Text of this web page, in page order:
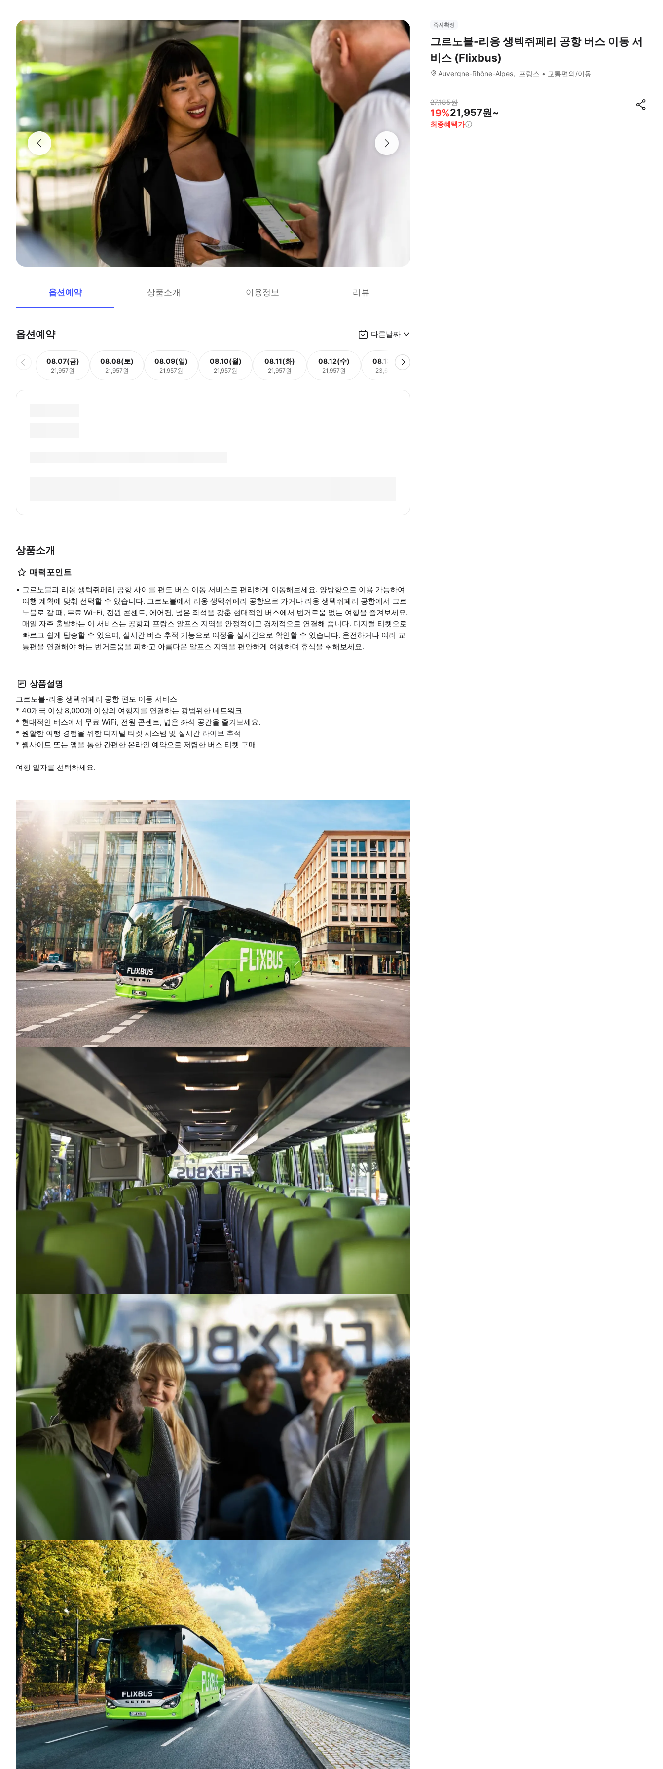
옵션예약 상품소개 이용정보 리뷰
옵션예약 다른날짜
08.07(금)
21,957원
08.08(토)
21,957원
08.09(일)
21,957원
08.10(월)
21,957원
08.11(화)
21,957원
08.12(수)
21,957원
08.13(목)
23,649원
상품소개
매력포인트
그르노블과 리옹 생텍쥐페리 공항 사이를 편도 버스 이동 서비스로 편리하게 이동해보세요. 양방향으로 이용 가능하여
여행 계획에 맞춰 선택할 수 있습니다. 그르노블에서 리옹 생텍쥐페리 공항으로 가거나 리옹 생텍쥐페리 공항에서 그르
노블로 갈 때, 무료 Wi-Fi, 전원 콘센트, 에어컨, 넓은 좌석을 갖춘 현대적인 버스에서 번거로움 없는 여행을 즐겨보세요.
매일 자주 출발하는 이 서비스는 공항과 프랑스 알프스 지역을 안정적이고 경제적으로 연결해 줍니다. 디지털 티켓으로
빠르고 쉽게 탑승할 수 있으며, 실시간 버스 추적 기능으로 여정을 실시간으로 확인할 수 있습니다. 운전하거나 여러 교
통편을 연결해야 하는 번거로움을 피하고 아름다운 알프스 지역을 편안하게 여행하며 휴식을 취해보세요.
상품설명
그르노블-리옹 생텍쥐페리 공항 편도 이동 서비스
* 40개국 이상 8,000개 이상의 여행지를 연결하는 광범위한 네트워크
* 현대적인 버스에서 무료 WiFi, 전원 콘센트, 넓은 좌석 공간을 즐겨보세요.
* 원활한 여행 경험을 위한 디지털 티켓 시스템 및 실시간 라이브 추적
* 웹사이트 또는 앱을 통한 간편한 온라인 예약으로 저렴한 버스 티켓 구매
여행 일자를 선택하세요.
즉시확정
그르노블-리옹 생텍쥐페리 공항 버스 이동 서
비스 (Flixbus)
Auvergne-Rhône-Alpes 프랑스 교통편의/이동
27,185원
19%21,957원~
최종혜택가